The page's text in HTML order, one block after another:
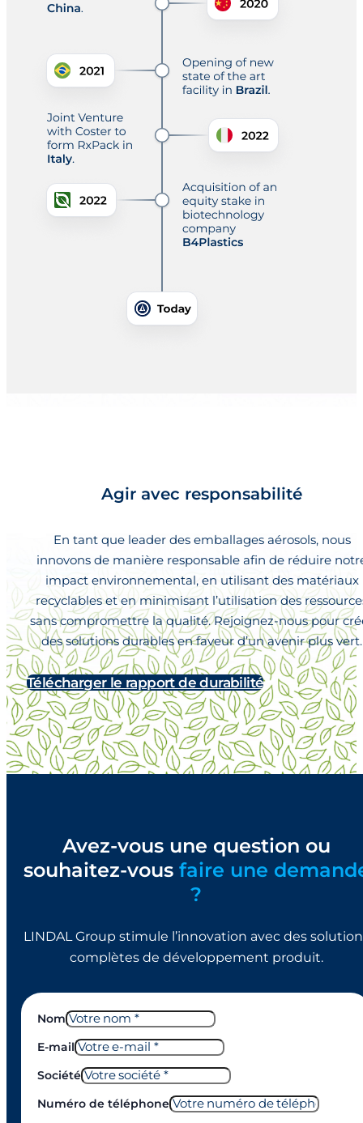
Agir avec responsabilité
En tant que leader des emballages aérosols, nous
innovons de manière responsable afin de réduire
impact environnemental, en utilisant des matériaux
recyclables et en minimisant l’utilisation des
sans compromettre la qualité. Rejoignez-nous pour
des solutions durables en faveur d’un avenir plus vert.
Télécharger le rapport de durabilité
Avez-vous une question ou
souhaitez-vous faire une
?
LINDAL Group stimule l’innovation avec des
complètes de développement produit.
Nom
E-mail
Société
Numéro de téléphone